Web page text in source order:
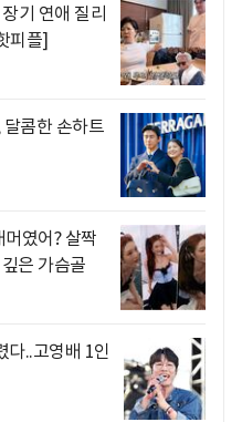
기 연애 질리
피플]
콤한 손하트
였어? 살짝
은 가슴골
다..고영배 1인